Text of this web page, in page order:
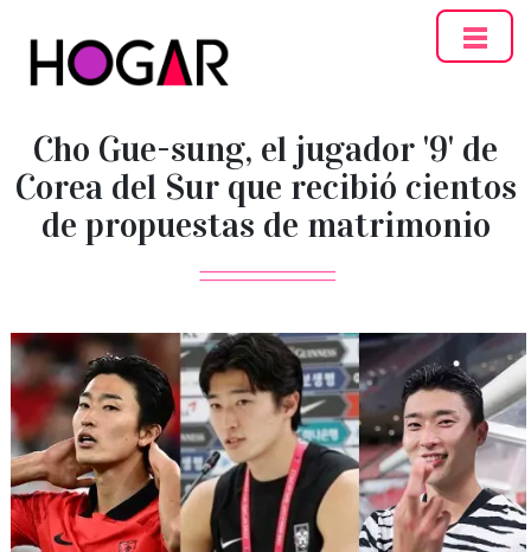
Cho Gue-sung, el jugador '9' de
Corea del Sur que recibió cientos
de propuestas de matrimonio